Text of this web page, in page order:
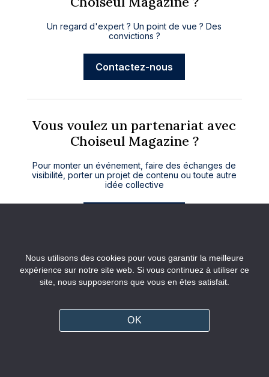
Un regard d'expert ? Un point de vue ? Des
convictions ?
Contactez-nous
Vous voulez un partenariat avec
Choiseul Magazine ?
Pour monter un événement, faire des échanges de
visibilité, porter un projet de contenu ou toute autre
idée collective
Nous utilisons des cookies pour vous garantir la meilleure
expérience sur notre site web. Si vous continuez à utiliser ce
site, nous supposerons que vous en êtes satisfait.
OK